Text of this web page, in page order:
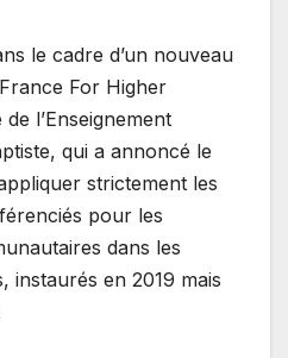
le cadre d’un nouveau
For Higher
l’Enseignement
qui a annoncé le
strictement les
pour les
dans les
instaurés en 2019 mais